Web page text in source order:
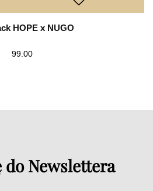
HOPE x NUGO
99.00
do Newslettera